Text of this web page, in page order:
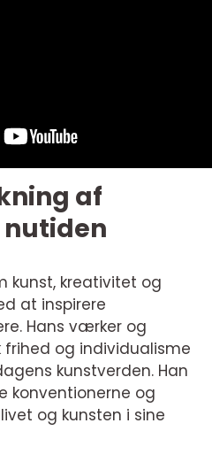
af
kunst, kreativitet og
at inspirere
Hans værker og
frihed og individualisme
kunstverden. Han
konventionerne og
og kunsten i sine